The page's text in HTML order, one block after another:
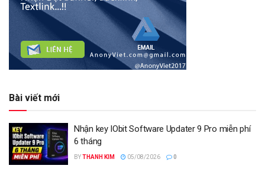
Bài viết mới
Nhận key IObit Software Updater 9 Pro miễn phí
6 tháng
BYTHANH KIM 05/08/2026 0